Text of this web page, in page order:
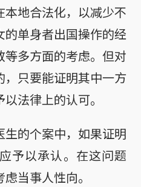
地合法化，以减少不
单身者出国操作的经
多方面的考虑。但对
只要能证明其中一方
法律上的认可。
的个案中，如果证明
予以承认。在这问题
当事人性向。